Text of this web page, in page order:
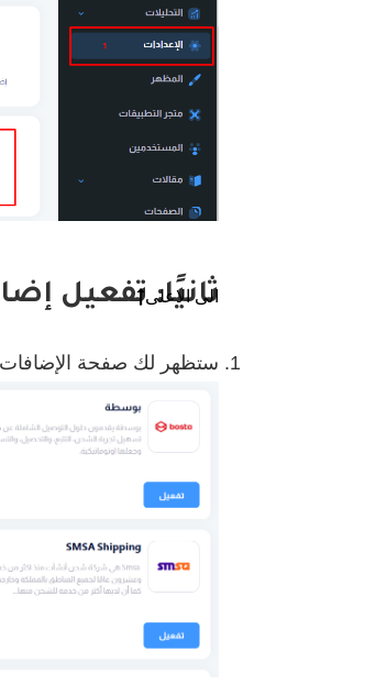
ثانيًا: تفعيل
الى الاعلى
ستظهر لك صفحة